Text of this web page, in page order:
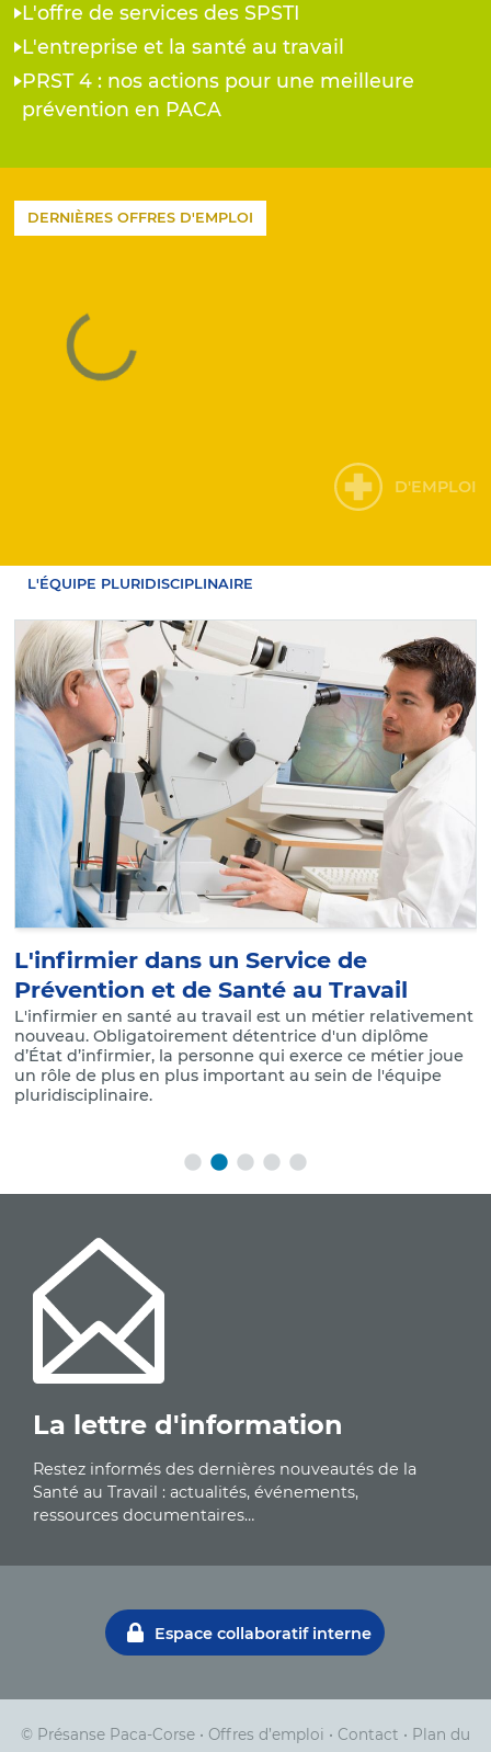
L'offre de services des SPSTI
L'entreprise et la santé au travail
PRST 4 : nos actions pour une meilleure
prévention en PACA
D'EMPLOI
L'infirmier dans un Service de
Prévention et de Santé au Travail
L'infirmier en santé au travail est un métier relativement
nouveau. Obligatoirement détentrice d'un diplôme
d’État d’infirmier, la personne qui exerce ce métier joue
un rôle de plus en plus important au sein de l'équipe
pluridisciplinaire.
La lettre d'information
Restez informés des dernières nouveautés de la
Santé au Travail : actualités, événements,
ressources documentaires…
Espace collaboratif interne
© Présanse Paca-Corse • Offres d’emploi • Contact • Plan du